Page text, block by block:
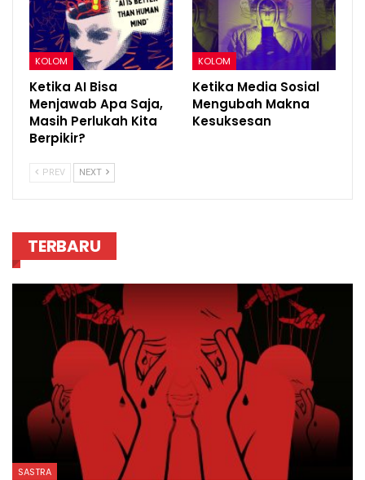
KOLOM
Ketika AI Bisa
Menjawab Apa Saja,
Masih Perlukah Kita
Berpikir?
KOLOM
Ketika Media Sosial
Mengubah Makna
Kesuksesan
PREV NEXT
TERBARU
SASTRA